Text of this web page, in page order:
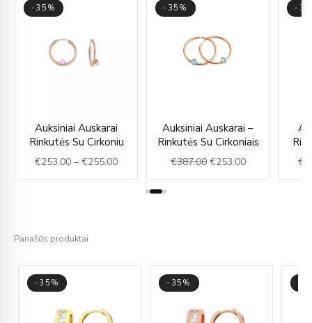
-35%
Auksiniai Auskarai
Rinkutės Su Cirkoniu
€253.00 – €255.00
€253.00
through
-35%
Auksiniai Auskarai –
Rinkutės Su Cirkoniais
€387.00
price
was:
€387.00.
€253.00
is:
€253.00.
-
€
Panašūs produktai
-35% -35%